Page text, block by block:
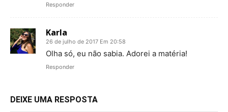
Responder
Karla
26 de julho de 2017 Em 20:58
Olha só, eu não sabia. Adorei a matéria!
Responder
DEIXE UMA RESPOSTA